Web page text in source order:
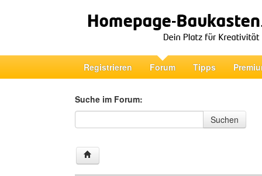
Registrieren Forum Tipps
Suche im Forum:
Suche im Forum
Suchen